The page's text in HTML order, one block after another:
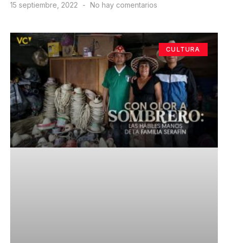
15 septiembre, 2022 No hay comentarios
CULTURA